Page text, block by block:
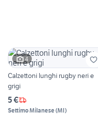
4
Calzettoni lunghi rugby neri e
grigi
5 €
Settimo Milanese(MI)